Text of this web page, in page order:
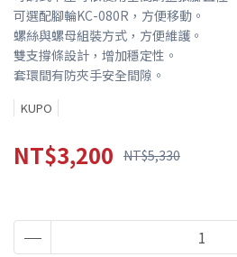
可選配腳輪KC-080R，方便移動。
螺絲與螺母組裝方式，方便維護。
雙支撐條設計，增加穩定性。
套環間有防夾手安全間隙。
KUPO
NT$3,200 NT$5,330